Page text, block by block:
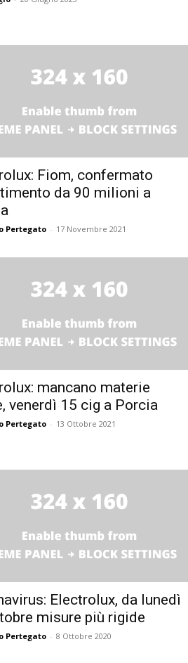
Fiom, confermato
da 90 milioni a
Pertegato - 17 Novembre 2021
mancano materie
venerdì 15 cig a Porcia
Pertegato - 13 Ottobre 2021
Electrolux, da lunedì
misure più rigide
Pertegato - 8 Ottobre 2020